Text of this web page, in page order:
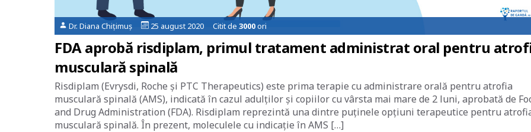
Dr. Diana Chițimuș 25 august 2020 Citit de 3000ori
FDA aprobă risdiplam, primul tratament administrat oral pentru
musculară spinală
Risdiplam (Evrysdi, Roche și PTC Therapeutics) este prima terapie cu administrare orală pentru atrofia
musculară spinală (AMS), indicată în cazul adulților și copiilor cu vârsta mai mare de 2 luni, aprobată de
and Drug Administration (FDA). Risdiplam reprezintă una dintre puținele opțiuni terapeutice pentru
musculară spinală. În prezent, moleculele cu indicație în AMS […]